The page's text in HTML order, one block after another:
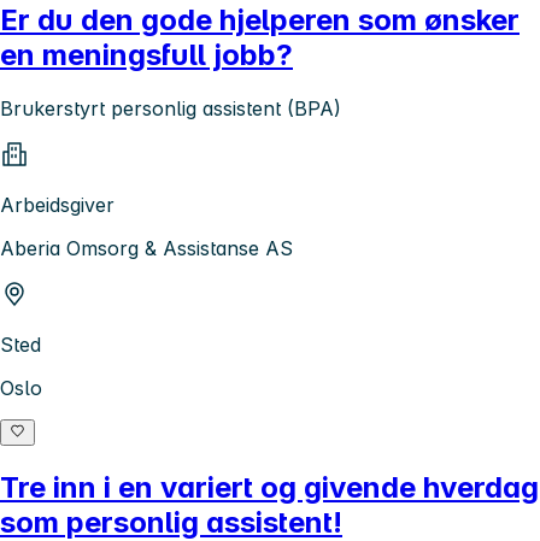
Er du den gode hjelperen som ønsker
en meningsfull jobb?
Brukerstyrt personlig assistent (BPA)
Arbeidsgiver
Aberia Omsorg & Assistanse AS
Sted
Oslo
Tre inn i en variert og givende hverdag
som personlig assistent!